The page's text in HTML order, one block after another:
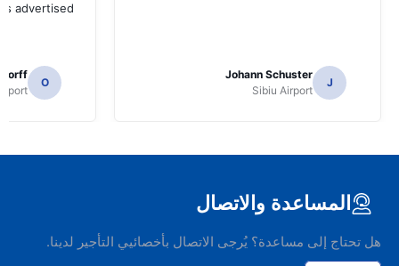
J
Johann Schuster
Sibiu Airport
advertised.
O
المساعدة والاتصال
هل تحتاج إلى مساعدة؟ يُرجى الاتصال بأخصائيي التأجير لدينا.